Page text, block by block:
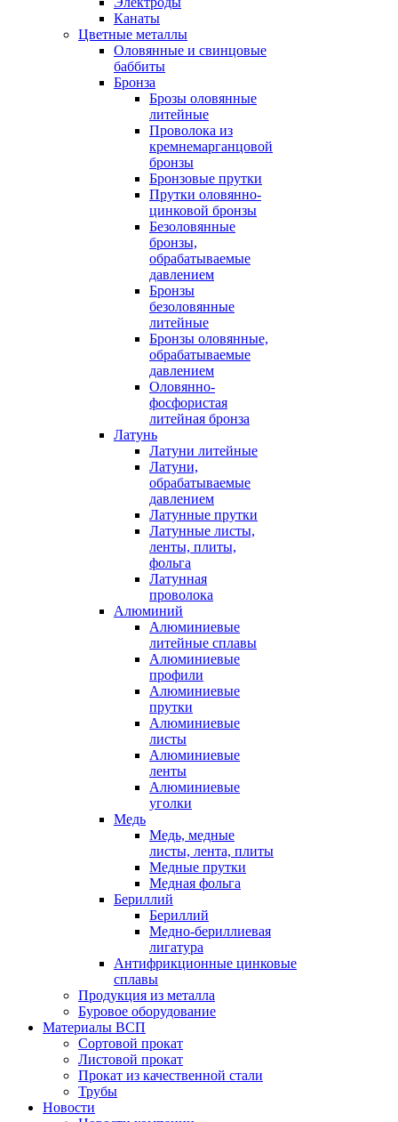
Канаты
Цветные металлы
Оловянные и свинцовые
баббиты
Бронза
Брозы оловянные
литейные
Проволока из
кремнемарганцовой
бронзы
Бронзовые прутки
Прутки оловянно-
цинковой бронзы
Безоловянные
бронзы,
обрабатываемые
давлением
Бронзы
безоловянные
литейные
Бронзы оловянные,
обрабатываемые
давлением
Оловянно-
фосфористая
литейная бронза
Латунь
Латуни литейные
Латуни,
обрабатываемые
давлением
Латунные прутки
Латунные листы,
ленты, плиты,
фольга
Латунная
проволока
Алюминий
Алюминиевые
литейные сплавы
Алюминиевые
профили
Алюминиевые
прутки
Алюминиевые
листы
Алюминиевые
ленты
Алюминиевые
уголки
Медь
Медь, медные
листы, лента, плиты
Медные прутки
Медная фольга
Бериллий
Бериллий
Медно-бериллиевая
лигатура
Антифрикционные цинковые
сплавы
Продукция из металла
Буровое оборудование
Материалы ВСП
Сортовой прокат
Листовой прокат
Прокат из качественной стали
Трубы
Новости